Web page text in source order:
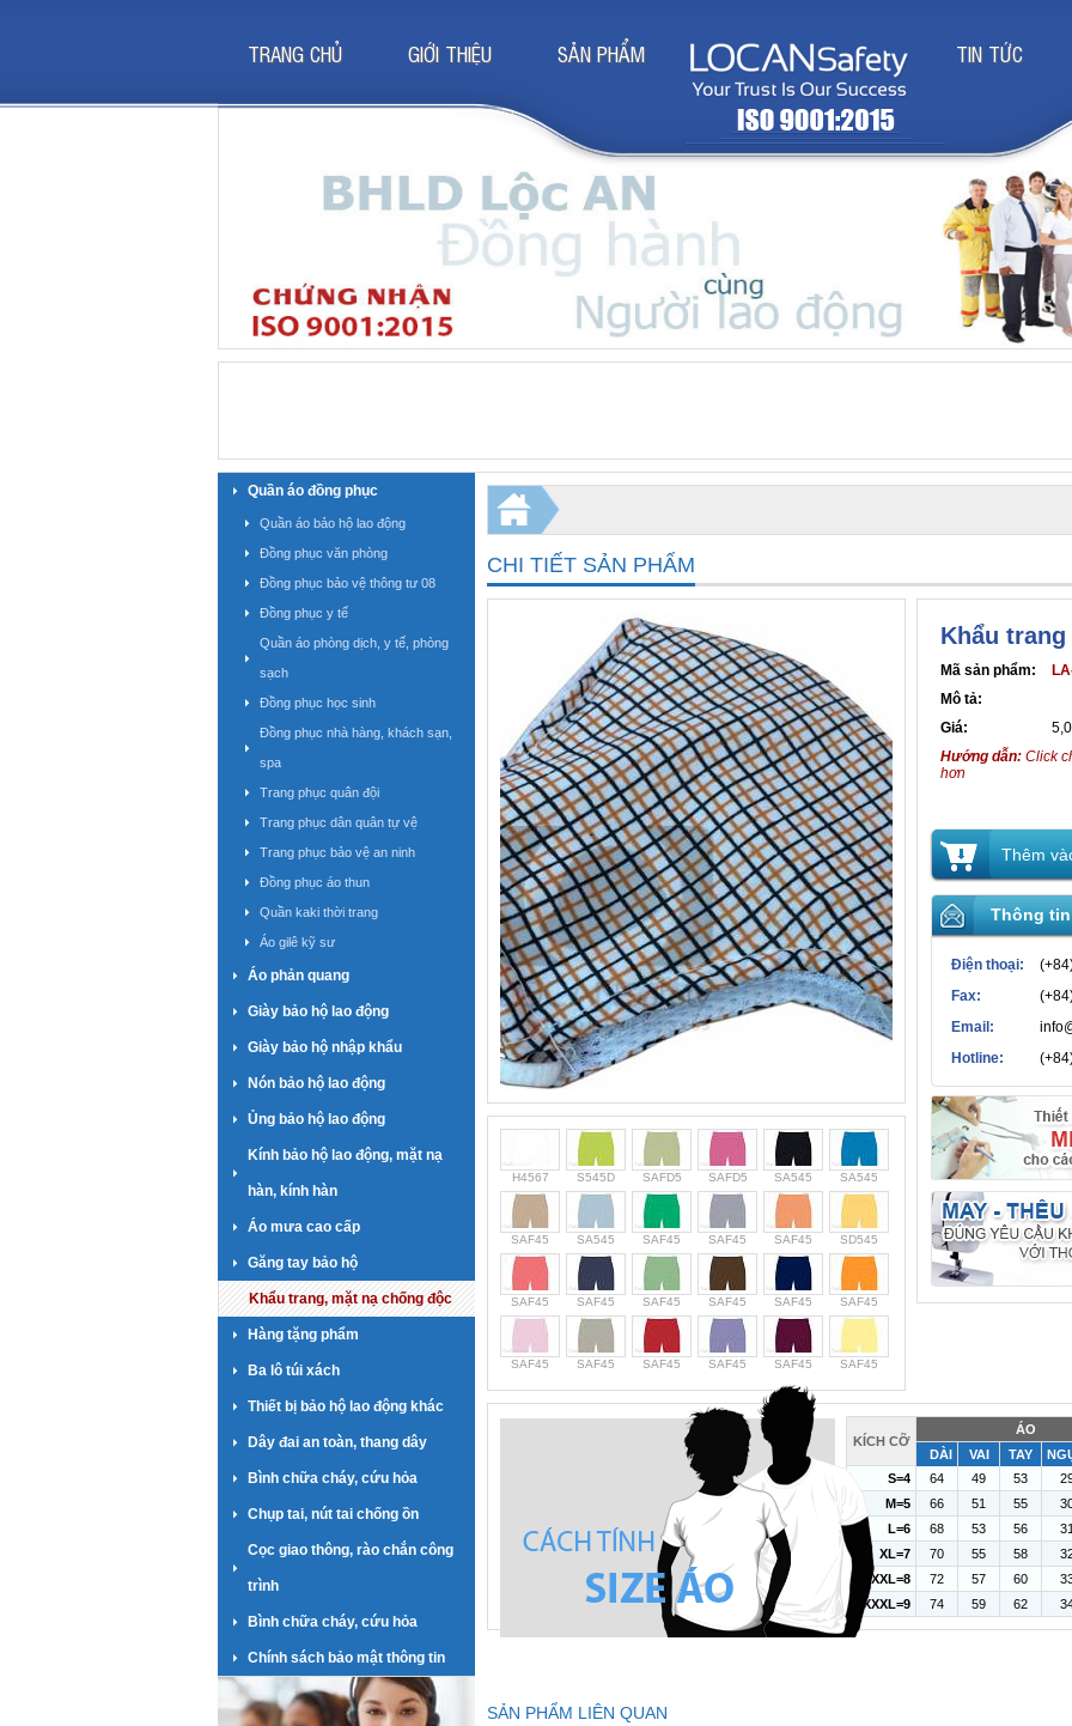
TRANG CHỦ GIỚI THIỆU SẢN PHẨM TIN TỨC
CHI TIẾT SẢN PHẨM
H4567 S545D SAFD5 SAFD5 SA545 SA545
SAF45 SA545 SAF45 SAF45 SAF45 SD545
SAF45 SAF45 SAF45 SAF45 SAF45 SAF45
SAF45 SAF45 SAF45 SAF45 SAF45 SAF45
Khẩu
Mã sản phẩm:
Mô tả:
Giá:
Hướng dẫn: Click
hơn
Thêm
Thông
Điện thoại:
Fax:
Email:
Hotline:
KÍCH CỠ
ÁO
DÀI
VAI TAY
S=4
64 49 53
M=5
66 51 55
L=6
68 53 56
XL=7
70 55 58
XXL=8
72 57 60
XXXL=9
74 59 62
SẢN PHẨM LIÊN QUAN
Quần áo đồng phục
Quần áo bảo hộ lao động
Đồng phục văn phòng
Đồng phục bảo vệ thông tư 08
Đồng phục y tế
Quần áo phòng dịch, y tế, phòng
sạch
Đồng phục học sinh
Đồng phục nhà hàng, khách sạn,
spa
Trang phục quân đội
Trang phục dân quân tự vệ
Trang phục bảo vệ an ninh
Đồng phục áo thun
Quần kaki thời trang
Áo gilê kỹ sư
Áo phản quang
Giày bảo hộ lao động
Giày bảo hộ nhập khẩu
Nón bảo hộ lao động
Ủng bảo hộ lao động
Kính bảo hộ lao động, mặt nạ
hàn, kính hàn
Áo mưa cao cấp
Găng tay bảo hộ
Khẩu trang, mặt nạ chống độc
Hàng tặng phẩm
Ba lô túi xách
Thiết bị bảo hộ lao động khác
Dây đai an toàn, thang dây
Bình chữa cháy, cứu hỏa
Chụp tai, nút tai chống ồn
Cọc giao thông, rào chắn công
trình
Bình chữa cháy, cứu hỏa
Chính sách bảo mật thông tin